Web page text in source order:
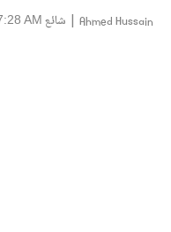
Ahmed Hussain
| شائع AM